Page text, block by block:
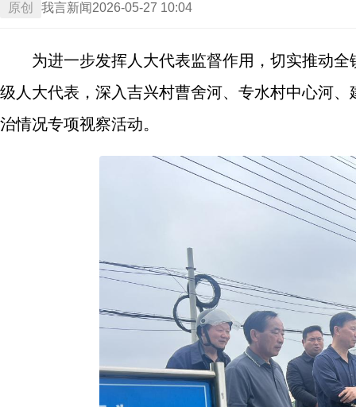
原创 我言新闻 2026-05-27 10:04
为进一步发挥人大代表监督作用，切实推动
级人大代表，深入吉兴村曹舍河、专水村中心河
治情况专项视察活动。